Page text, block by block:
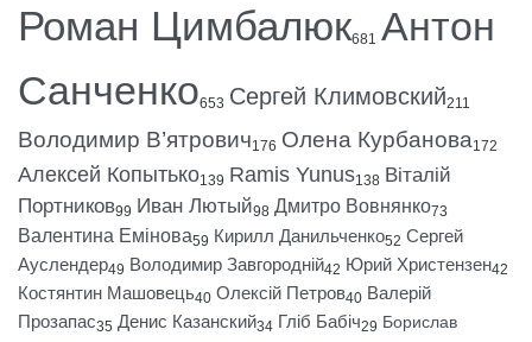
Роман Цимбалюк681 Антон
Санченко653 Сергей Климовский211
Володимир В’ятрович176 Олена Курбанова172
Алексей Копытько139 Ramis Yunus138 Віталій
Портников99 Иван Лютый98 Дмитро Вовнянко73
Валентина Емінова59 Кирилл Данильченко52 Сергей
Ауслендер49 Володимир Завгородній42 Юрий Христензен42
Костянтин Машовець40 Олексій Петров40 Валерій
Прозапас35 Денис Казанский34 Гліб Бабіч29 Борислав